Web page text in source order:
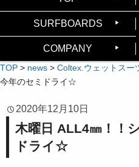
SURFBOARDS
COMPANY
TOP > news > Coltex.ウェットスー
今年のセミドライ☆
2020年12月10日
木曜日 ALL4㎜！！
ドライ☆